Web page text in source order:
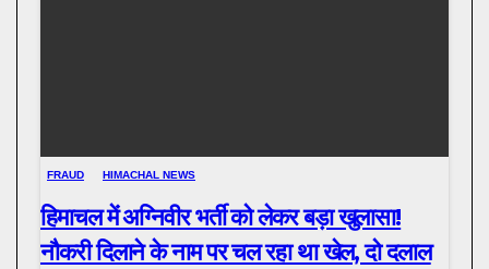
FRAUD HIMACHAL NEWS
हिमाचल में अग्निवीर भर्ती को लेकर बड़ा खुलासा!
नौकरी दिलाने के नाम पर चल रहा था खेल, दो दलाल